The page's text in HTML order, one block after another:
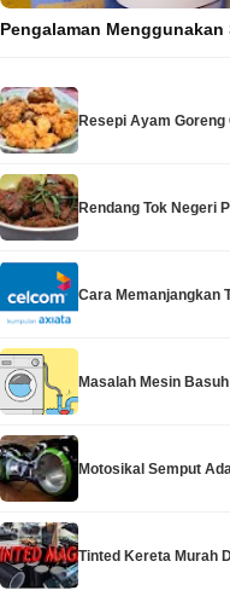
Pengalaman
Resepi Ayam Goreng
Rendang Tok Negeri
Cara Memanjangkan
Masalah Mesin
Motosikal Semput
Tinted Kereta Murah